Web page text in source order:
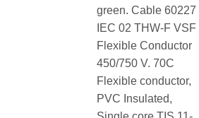
green. Cable 60227
IEC 02 THW-F VSF
Flexible Conductor
450/750 V. 70C
Flexible conductor,
PVC Insulated,